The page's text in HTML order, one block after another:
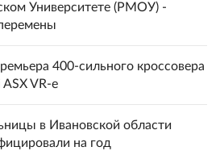
Университете (РМОУ) -
400-сильного кроссовера
VR-e
в Ивановской области
на год